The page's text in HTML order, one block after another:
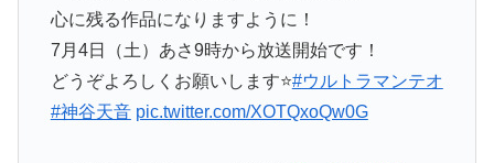
心に残る作品になりますように！
7月4日（土）あさ9時から放送開始です！
どうぞよろしくお願いします⭐️#ウルトラマンテオ
#神谷天音 pic.twitter.com/XOTQxoQw0G